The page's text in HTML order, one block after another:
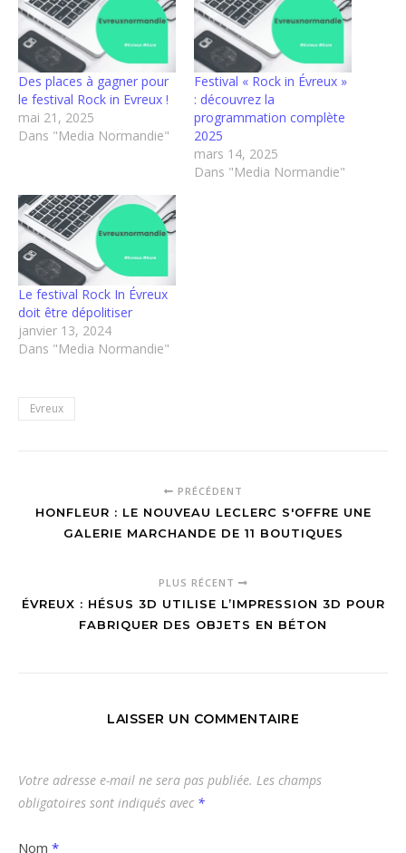
Des places à gagner pour
le festival Rock in Evreux !
mai 21, 2025
Dans "Media Normandie"
Festival « Rock in Évreux »
: découvrez la
programmation complète
2025
mars 14, 2025
Dans "Media Normandie"
Le festival Rock In Évreux
doit être dépolitiser
janvier 13, 2024
Dans "Media Normandie"
Evreux
PRÉCÉDENT
HONFLEUR : LE NOUVEAU LECLERC S'OFFRE UNE
GALERIE MARCHANDE DE 11 BOUTIQUES
PLUS RÉCENT
ÉVREUX : HÉSUS 3D UTILISE L’IMPRESSION 3D POUR
FABRIQUER DES OBJETS EN BÉTON
LAISSER UN COMMENTAIRE
Votre adresse e-mail ne sera pas publiée. Les champs
obligatoires sont indiqués avec *
Nom *